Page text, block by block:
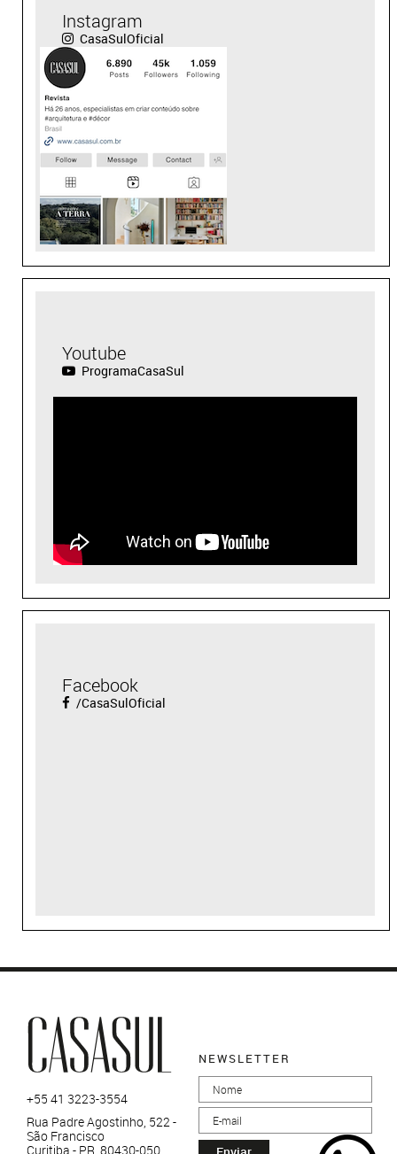
Instagram
CasaSulOficial
Youtube
ProgramaCasaSul
Facebook
/CasaSulOficial
+55 41 3223-3554
Rua Padre Agostinho, 522 -
São Francisco
Curitiba - PR, 80430-050
NEWSLETTER